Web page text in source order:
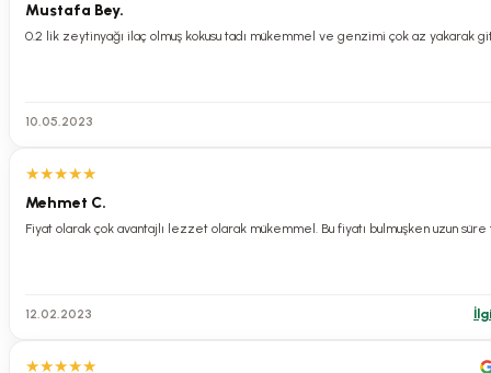
Mustafa Bey.
10.05.2023
★★★★★
Mehmet C.
Fiyat olarak çok avantajlı lezzet olarak mükemmel. Bu fiyatı bulmuşken uzun
12.02.2023
★★★★★